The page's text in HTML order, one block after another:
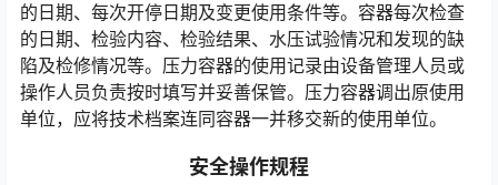
的日期、每次开停日期及变更使用条件等。容器每次检查
的日期、检验内容、检验结果、水压试验情况和发现的缺
陷及检修情况等。压力容器的使用记录由设备管理人员或
操作人员负责按时填写并妥善保管。压力容器调出原使用
单位，应将技术档案连同容器一并移交新的使用单位。
安全操作规程